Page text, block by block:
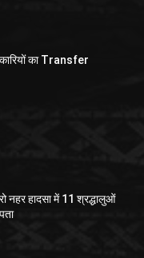
का Transfer
नहर हादसा में 11 श्रद्धालुओं